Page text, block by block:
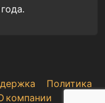
Политика
компании